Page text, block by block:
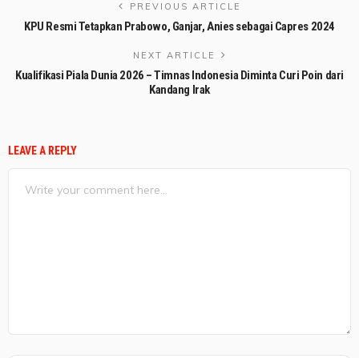
PREVIOUS ARTICLE
KPU Resmi Tetapkan Prabowo, Ganjar, Anies sebagai Capres 2024
NEXT ARTICLE
Kualifikasi Piala Dunia 2026 – Timnas Indonesia Diminta Curi Poin dari
Kandang Irak
LEAVE A REPLY